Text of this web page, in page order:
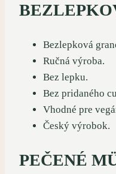
Bezlepková
Ručná výroba.
Bez lepku.
Bez pridaného
Vhodné pre
Český výrobok.
PEČENÉ